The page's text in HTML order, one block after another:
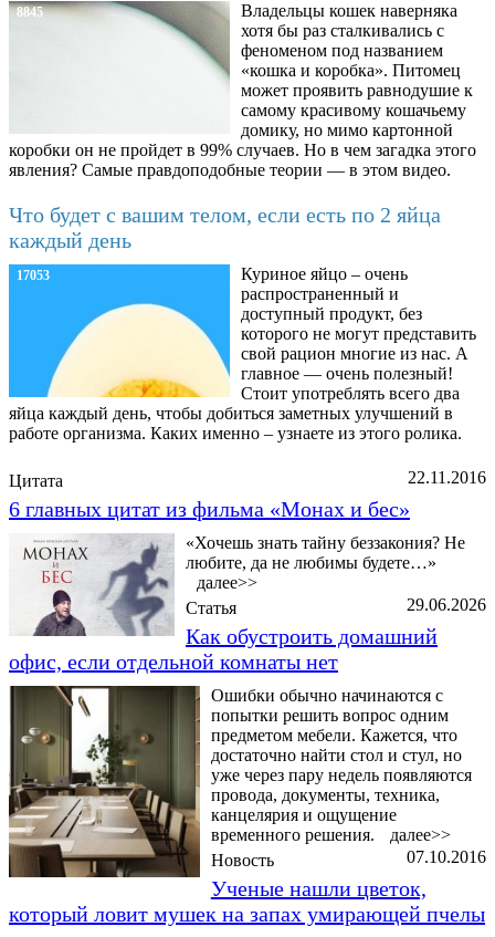
8845
Владельцы кошек наверняка
хотя бы раз сталкивались с
феноменом под названием
«кошка и коробка». Питомец
может проявить равнодушие к
самому красивому кошачьему
домику, но мимо картонной
коробки он не пройдет в 99% случаев. Но в чем загадка этого
явления? Самые правдоподобные теории — в этом видео.
Что будет с вашим телом, если есть по 2 яйца
каждый день
17053
Куриное яйцо – очень
распространенный и
доступный продукт, без
которого не могут представить
свой рацион многие из нас. А
главное — очень полезный!
Стоит употреблять всего два
яйца каждый день, чтобы добиться заметных улучшений в
работе организма. Каких именно – узнаете из этого ролика.
22.11.2016
Цитата
6 главных цитат из фильма «Монах и бес»
«Хочешь знать тайну беззакония? Не
любите, да не любимы будете…»
далее>>
29.06.2026
Статья
Как обустроить домашний
офис, если отдельной комнаты нет
Ошибки обычно начинаются с
попытки решить вопрос одним
предметом мебели. Кажется, что
достаточно найти стол и стул, но
уже через пару недель появляются
провода, документы, техника,
канцелярия и ощущение
временного решения.
далее>>
07.10.2016
Новость
Ученые нашли цветок,
который ловит мушек на запах умирающей пчелы